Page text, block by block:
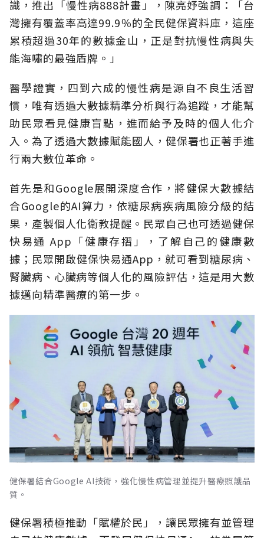
識，推出「慢性病888計畫」，陳亮妤強調：「台
灣擁有覆蓋率高達99.9％的全民健保資料庫，這座
累積超過30年的數據金山，正是對抗慢性病與失
能海嘯的最強盾牌。」
醫學證實，四到六成的慢性病是源自不良生活習
慣，唯有透過大數據精準分析與行為追蹤，才能幫
助民眾看見健康盲點，進而給予及時的個人化介
入。為了透過大數據賦能國人，健保署也正著手進
行兩大數位革命。
首先是和Google展開深度合作，將健保大數據結
合Google的AI算力，依糖尿病疾病風險分級的結
果，產製個人化衛教提醒。民眾自己也可透過健保
快易通 App「健康存摺」，了解自己的健康數
據；民眾開啟健保快易通App，就可看到糖尿病、
腎臟病、心臟病等個人化的風險評估，這是用大數
據邁向精準醫療的第一步。
健保署結合Google AI技術，強化慢性病管理並提升醫療照護品
質。
健保署積極推動「賦權於民」，讓民眾擁有並管理